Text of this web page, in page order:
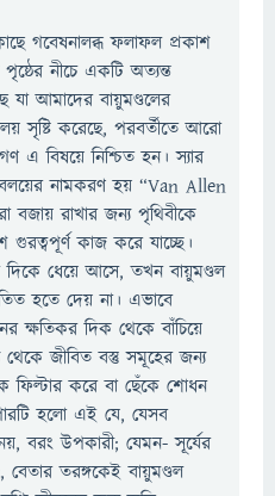
গবেষনালব্ধ ফলাফল প্রকাশ
নীচে একটি অত্যন্ত
আমাদের বায়ুমণ্ডলের
সৃষ্টি করেছে, পরবর্তীতে আরো
এ বিষয়ে নিশ্চিত হন। স্যার
নামকরণ হয় “Van Allen
বজায় রাখার জন্য পৃথিবীকে
গুরত্বপূর্ণ কাজ করে যা‪চ্ছে।
ধেয়ে আসে, তখন বায়ুমণ্ডল
হতে দেয় না। এভাবে
ক্ষতিকর দিক থেকে বাঁচিয়ে
থেকে জীবিত বস্তু সমূহের জন্য
ফিল্টার করে বা ছেঁকে শোধন
হলো এই যে, যেসব
বরং উপকারী; যেমন- সূর্যের
তরঙ্গকেই বায়ুমণ্ডল